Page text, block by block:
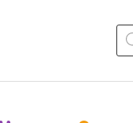
de